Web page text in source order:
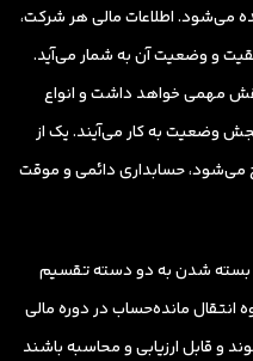
می‌شود. اطلاعات مالی هر شرکت،
و وضعیت آن به شمار می‌آید.
مهمی خواهد داشت و انواع
وضعیت به کار می‌آیند. یک از
می‌شود، حسابداری دائمی و موقت
بسته شدن به دو دسته تقسیم
مانده‌حساب در دوره مالی
و قابل ارزیابی و محاسبه باشند